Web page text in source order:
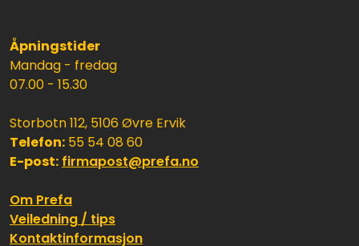
Åpningstider
Mandag - fredag
07.00 - 15.30
Storbotn 112, 5106 Øvre Ervik
Telefon: 55 54 08 60
E-post: firmapost@prefa.no
Om Prefa
Veiledning / tips
Kontaktinformasjon